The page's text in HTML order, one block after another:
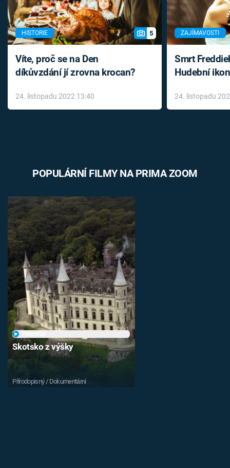
HISTORIE 5
Víte, proč se na Den
díkůvzdání jí zrovna krocan?
24. listopadu 2022 13:40
ZAJÍMAVOSTI
Smrt
Hudební
léky
24. listopadu
POPULÁRNÍ FILMY NA PRIMA ZOOM
Skotsko z výšky
Přírodopisný / Dokumentární